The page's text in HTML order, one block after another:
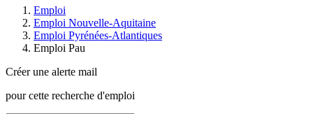
Emploi
Emploi Nouvelle-Aquitaine
Emploi Pyrénées-Atlantiques
Emploi Pau
Créer une alerte mail
pour cette recherche d'emploi